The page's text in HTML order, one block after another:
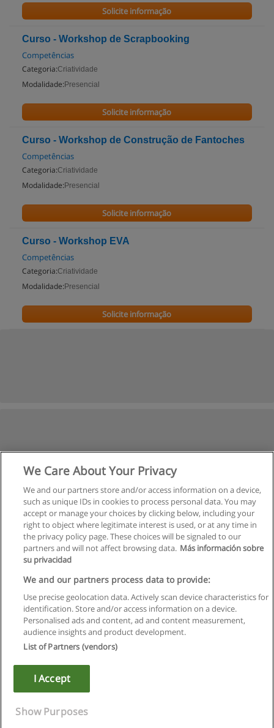
Solicite informação
Curso - Workshop de Scrapbooking
Competências
Categoria:Criatividade
Modalidade: Presencial
Solicite informação
Curso - Workshop de Construção de Fantoches
Competências
Categoria:Criatividade
Modalidade: Presencial
Solicite informação
Curso - Workshop EVA
Competências
Categoria:Criatividade
Modalidade: Presencial
Solicite informação
Regras de uso
Privacidade de dados
Copyright © Educaedu Business S.L. - CIF : B-95610580: -
We Care About Your Privacy
We and our partners store and/or access information on a device,
such as unique IDs in cookies to process personal data. You may
accept or manage your choices by clicking below, including your
right to object where legitimate interest is used, or at any time in
the privacy policy page. These choices will be signaled to our
partners and will not affect browsing data. Más información sobre
su privacidad
We and our partners process data to provide:
Use precise geolocation data. Actively scan device characteristics for
identification. Store and/or access information on a device.
Personalised ads and content, ad and content measurement,
audience insights and product development.
List of Partners (vendors)
I Accept
Show Purposes